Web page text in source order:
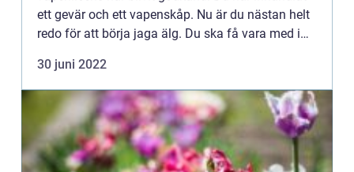
ett gevär och ett vapenskåp. Nu är du nästan helt
redo för att börja jaga älg. Du ska få vara med i
vänta...
30 juni 2022